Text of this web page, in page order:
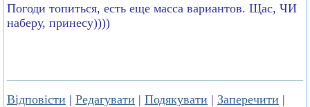
Погоди топиться, есть еще масса вариантов. Щас, ЧИ
наберу, принесу))))
Відповісти | Редагувати | Подякувати | Заперечити |